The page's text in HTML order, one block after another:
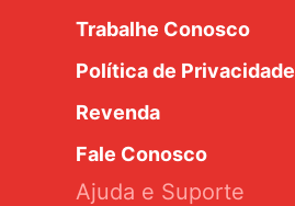
Trabalhe Conosco
Política de Privacidade
Revenda
Fale Conosco
Ajuda e Suporte